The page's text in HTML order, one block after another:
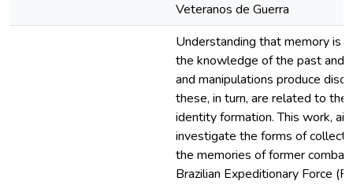
Veteranos de Guerra
Understanding that memory is
the knowledge of the past and
and manipulations produce
these, in turn, are related to
identity formation. This work,
investigate the forms of
the memories of former
Brazilian Expeditionary Force